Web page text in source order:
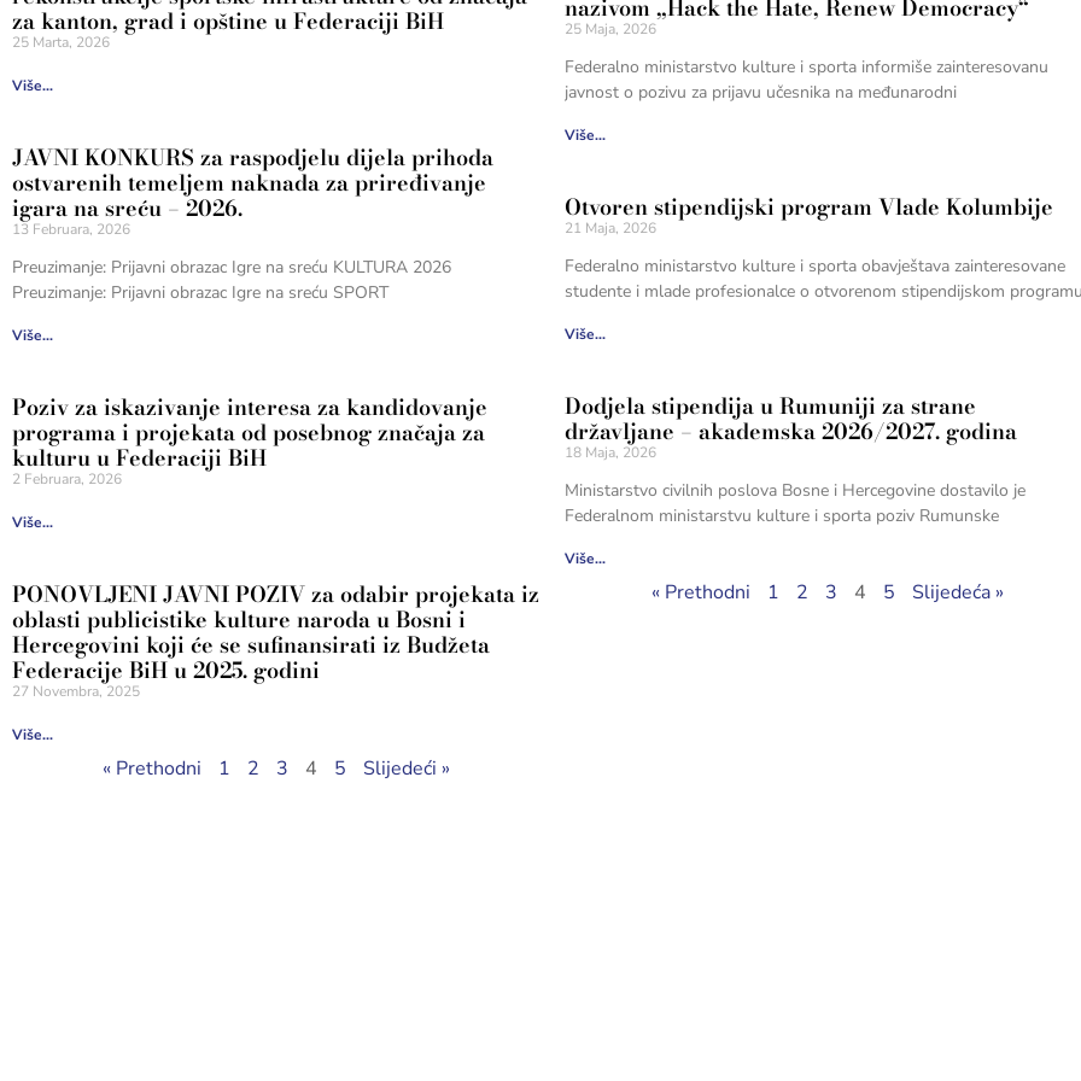
za kanton, grad i opštine u Federaciji BiH
25 Marta, 2026
Više...
JAVNI KONKURS za raspodjelu dijela prihoda
ostvarenih temeljem naknada za priređivanje
igara na sreću – 2026.
13 Februara, 2026
Preuzimanje: Prijavni obrazac Igre na sreću KULTURA 2026
Preuzimanje: Prijavni obrazac Igre na sreću SPORT
Više...
Poziv za iskazivanje interesa za kandidovanje
programa i projekata od posebnog značaja za
kulturu u Federaciji BiH
2 Februara, 2026
Više...
PONOVLJENI JAVNI POZIV za odabir projekata iz
oblasti publicistike kulture naroda u Bosni i
Hercegovini koji će se sufinansirati iz Budžeta
Federacije BiH u 2025. godini
27 Novembra, 2025
Više...
« Prethodni 1 2 3 4 5 Slijedeći »
nazivom „Hack the Hate, Renew Democracy“
25 Maja, 2026
Federalno ministarstvo kulture i sporta informiše zainteresovanu
javnost o pozivu za prijavu učesnika na međunarodni
Više...
Otvoren stipendijski program Vlade Kolumbije
21 Maja, 2026
Federalno ministarstvo kulture i sporta obavještava zainteresovane
studente i mlade profesionalce o otvorenom stipendijskom
Više...
Dodjela stipendija u Rumuniji za strane
državljane – akademska 2026/2027. godina
18 Maja, 2026
Ministarstvo civilnih poslova Bosne i Hercegovine dostavilo je
Federalnom ministarstvu kulture i sporta poziv Rumunske
Više...
« Prethodni 1 2 3 4 5 Slijedeća »